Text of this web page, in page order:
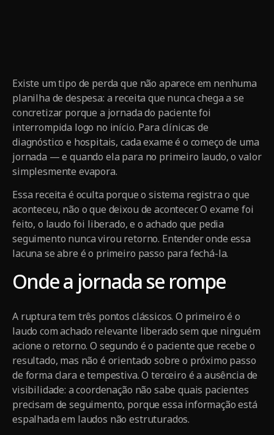
Existe um tipo de perda que não aparece em nenhuma
planilha de despesa: a receita que nunca chega a se
concretizar porque a jornada do paciente foi
interrompida logo no início. Para clínicas de
diagnóstico e hospitais, cada exame é o começo de uma
jornada — e quando ela para no primeiro laudo, o valor
simplesmente evapora.
Essa receita é oculta porque o sistema registra o que
aconteceu, não o que deixou de acontecer. O exame foi
feito, o laudo foi liberado, e o achado que pedia
seguimento nunca virou retorno. Entender onde essa
lacuna se abre é o primeiro passo para fechá-la.
Onde a jornada se rompe
A ruptura tem três pontos clássicos. O primeiro é o
laudo com achado relevante liberado sem que ninguém
acione o retorno. O segundo é o paciente que recebe o
resultado, mas não é orientado sobre o próximo passo
de forma clara e tempestiva. O terceiro é a ausência de
visibilidade: a coordenação não sabe quais pacientes
precisam de seguimento, porque essa informação está
espalhada em laudos não estruturados.